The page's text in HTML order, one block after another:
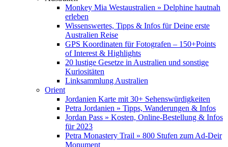
Monkey Mia Westaustralien » Delphine hautnah
erleben
Wissenswertes, Tipps & Infos für Deine erste
Australien Reise
GPS Koordinaten für Fotografen – 150+Points
of Interest & Highlights
20 lustige Gesetze in Australien und sonstige
Kuriositäten
Linksammlung Australien
Orient
Jordanien Karte mit 30+ Sehenswürdigkeiten
Petra Jordanien » Tipps, Wanderungen & Infos
Jordan Pass » Kosten, Online-Bestellung & Infos
für 2023
Petra Monastery Trail » 800 Stufen zum Ad-Deir
Monument